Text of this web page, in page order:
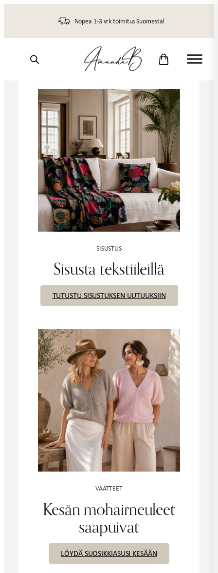
Nopea 1-3 vrk toimitus Suomesta!
SISUSTUS
Sisusta tekstiileillä
TUTUSTU SISUSTUKSEN UUTUUKSIIN
VAATTEET
Kesän mohairneuleet
saapuivat
LÖYDÄ SUOSIKKIASUSI KESÄÄN